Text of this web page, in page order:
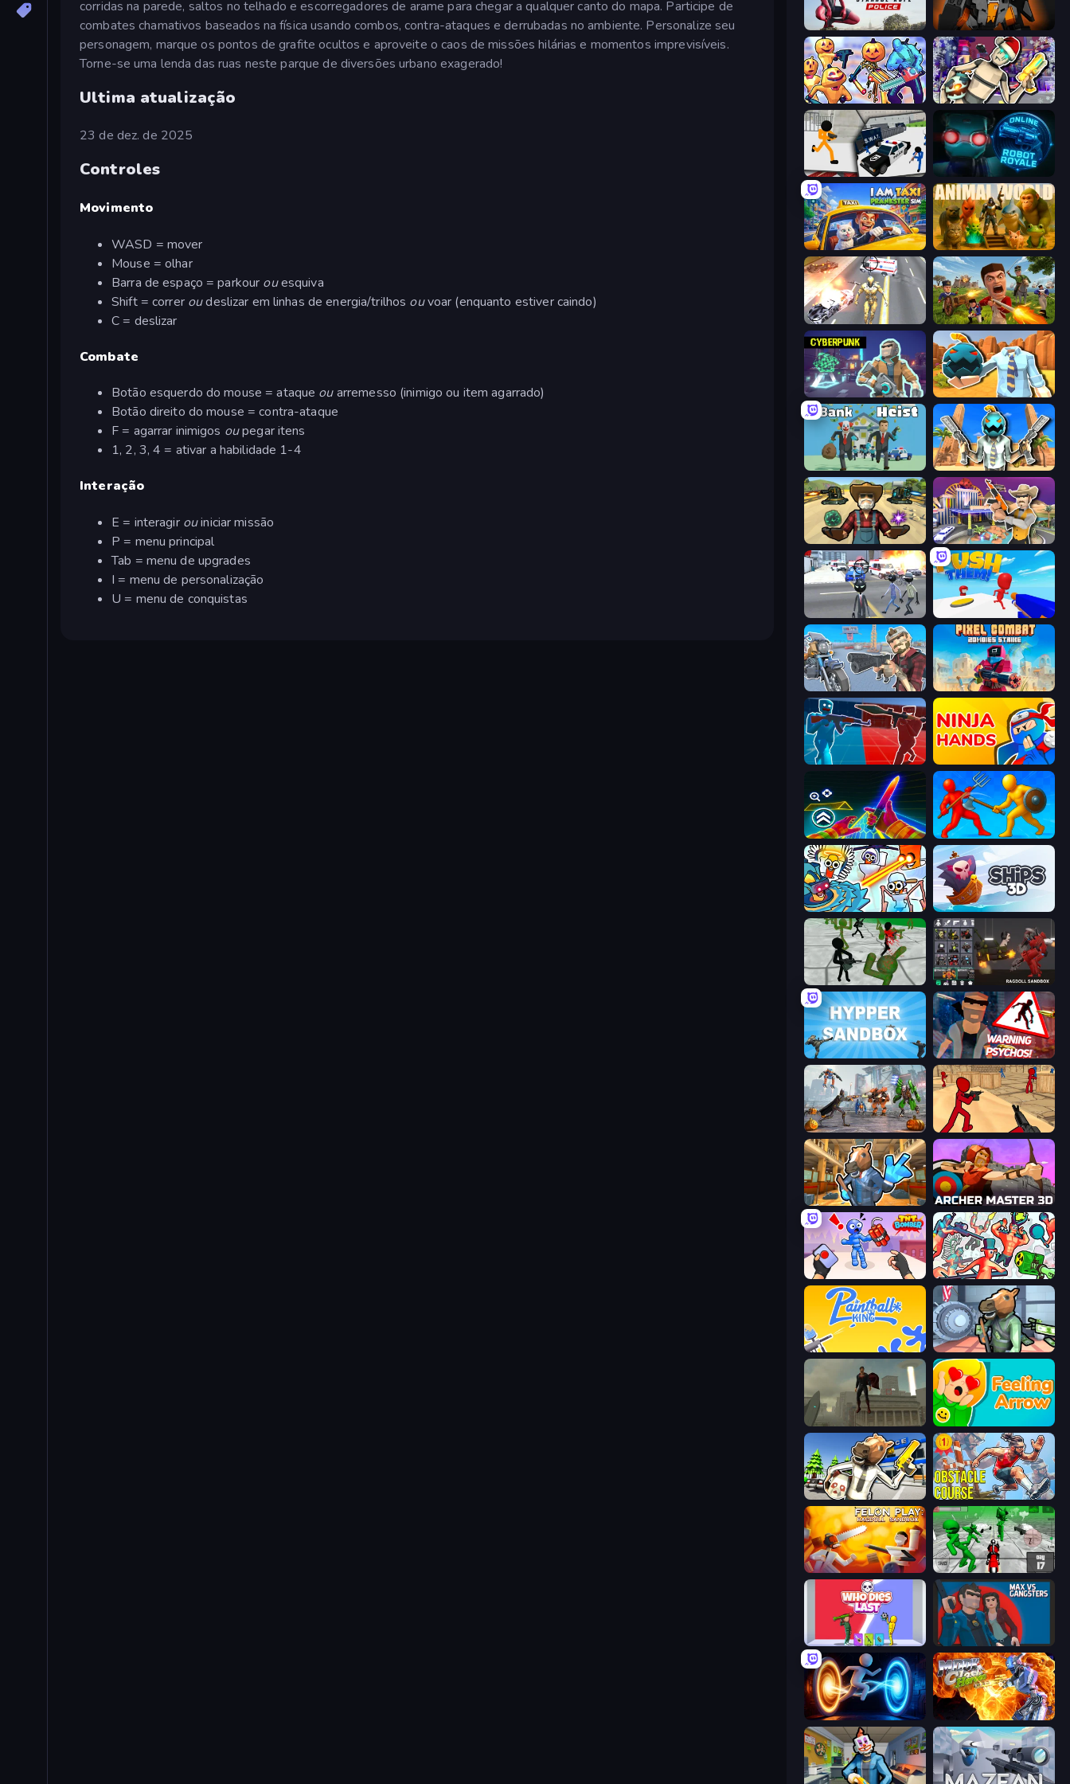
corridas na parede, saltos no telhado e escorregadores de arame para chegar a qualquer canto do mapa. Participe de
combates chamativos baseados na física usando combos, contra-ataques e derrubadas no ambiente. Personalize seu
personagem, marque os pontos de grafite ocultos e aproveite o caos de missões hilárias e momentos imprevisíveis.
Torne-se uma lenda das ruas neste parque de diversões urbano exagerado!
Ultima atualização
23 de dez. de 2025
Controles
Movimento
WASD = mover
Mouse = olhar
Barra de espaço = parkour ouesquiva
Shift = correr oudeslizar em linhas de energia/trilhos ouvoar (enquanto estiver caindo)
C = deslizar
Combate
Botão esquerdo do mouse = ataque ouarremesso (inimigo ou item agarrado)
Botão direito do mouse = contra-ataque
F = agarrar inimigos oupegar itens
1, 2, 3, 4 = ativar a habilidade 1-4
Interação
E = interagir ouiniciar missão
P = menu principal
Tab = menu de upgrades
I = menu de personalização
U = menu de conquistas
Amazing Strange Rope Police Destructors Online
Halloween Chainsaw Massacre Cyberpunk: Corporation
Stickman Prison: Counter Assault Online Robot Royale
I Am Taxi Prankster Sim Animal World
Redcoats.io
Cyberpunk: Resistance Serious Head 2
Bank Heist Serious Head
Guns and Magic Casino Robbery
Amazing Crime Strange Stickman
Shoot and Drive Pixel Combat: Zombies Strike
Battle of the Soldiers: Red vs Blue Ninja Hands
Surf GO Parkour Epic Sword Battle! Fight in Arena
Toilets Worms Shooter Ships 3D
Stickman Zombie 3D Last Play: Ragdoll Sandbox
Hypper Sandbox City of Psychos
Flying Bat Robot Car Transform Game Stickman Counter Terror Strike
Bank Robbery 2 Archer Master 3D: Castle Defense
TNT Bomber Funny Shooter 2
Paintball King Bank Robbery
The Superman - Theme is Aliens Feeling Arrow
Bank Robbery: Escape Obstacle Course Ragdoll
Felon Play: Ragdoll Sandbox Stickman Zombie: Motorcycle
Who Dies Last? Max vs Gangsters
Portal Escape Moon Clash Heroes